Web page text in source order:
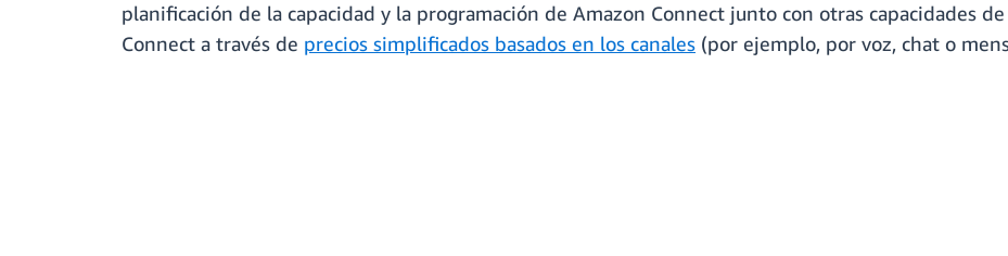
planificación de la capacidad y la programación de Amazon Connect junto con otras capacidades
Connect a través de precios simplificados basados en los canales (por ejemplo, por voz, chat o